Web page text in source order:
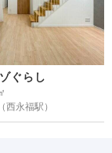
ぐらし
（西永福駅）